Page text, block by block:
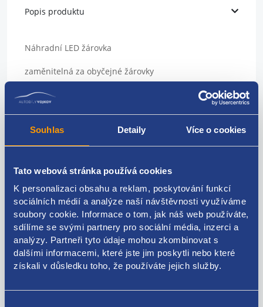
Souhlas Detaily Více o cookies
Tato webová stránka používá cookies
K personalizaci obsahu a reklam, poskytování funkcí
sociálních médií a analýze naší návštěvnosti využíváme
soubory cookie. Informace o tom, jak náš web používáte,
sdílíme se svými partnery pro sociální média, inzerci a
analýzy. Partneři tyto údaje mohou zkombinovat s
dalšími informacemi, které jste jim poskytli nebo které
získali v důsledku toho, že používáte jejich služby.
Popis produktu
Náhradní LED žárovka
zaměnitelná za obyčejné žárovky
Sada 4ks
použití: panely topení, přístrojové štíty, podsvícení
přístrojů
napájecí napětí 12 V
vynikající do vozidel, kde dochází k častému praskání
klasických žárovek
pro všechny osobní vozy, dodávky a motocykly s